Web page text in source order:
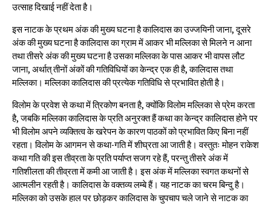
उत्साह दिखाई नहीं देता है।
इस नाटक के प्रथम अंक की मुख्य घटना है कालिदास का उज्जयिनी जाना, दूसरे
अंक की मुख्य घटना है कालिदास का ग्राम में आकर भी मल्लिका से मिलने न आना
तथा तीसरे अंक की मुख्य घटना है उसका मल्लिका के पास आकर भी वापस लौट
जाना, अर्थात् तीनों अंकों की गतिविधियों का केन्द्र एक ही है, कालिदास तथा
मल्लिका। मल्लिका कालिदास की प्रत्येक गतिविधि से प्रभावित होती है।
विलोम के प्रवेश से कथा में त्रिकोण बनता है, क्योंकि विलोम मल्लिका से प्रेम करता
है, जबकि मल्लिका कालिदास के प्रति अनुरक्त हैं कथा का केन्द्र कालिदास होने पर
भी विलोम अपने व्यक्तित्व के खरेपन के कारण पाठकों को प्रभावित किए बिना नहीं
रहता। विलोम के आगमन से कथा-गति में शीघ्रता आ जाती है। वस्तुतः मोहन राकेश
कथा गति की इस तीव्रता के प्रति पर्याप्त सजग रहे हैं, परन्तु तीसरे अंक में
गतिशीलता की तीव्रता में कमी आ जाती है। इस अंक में मल्लिका स्वगत कथनों से
आत्मलीन रहती है। कालिदास के वक्तव्य लम्बे हैं। यह नाटक का चरम बिन्दु है।
मल्लिका को उसके हाल पर छोड़कर कालिदास के चुपचाप चले जाने से नाटक का